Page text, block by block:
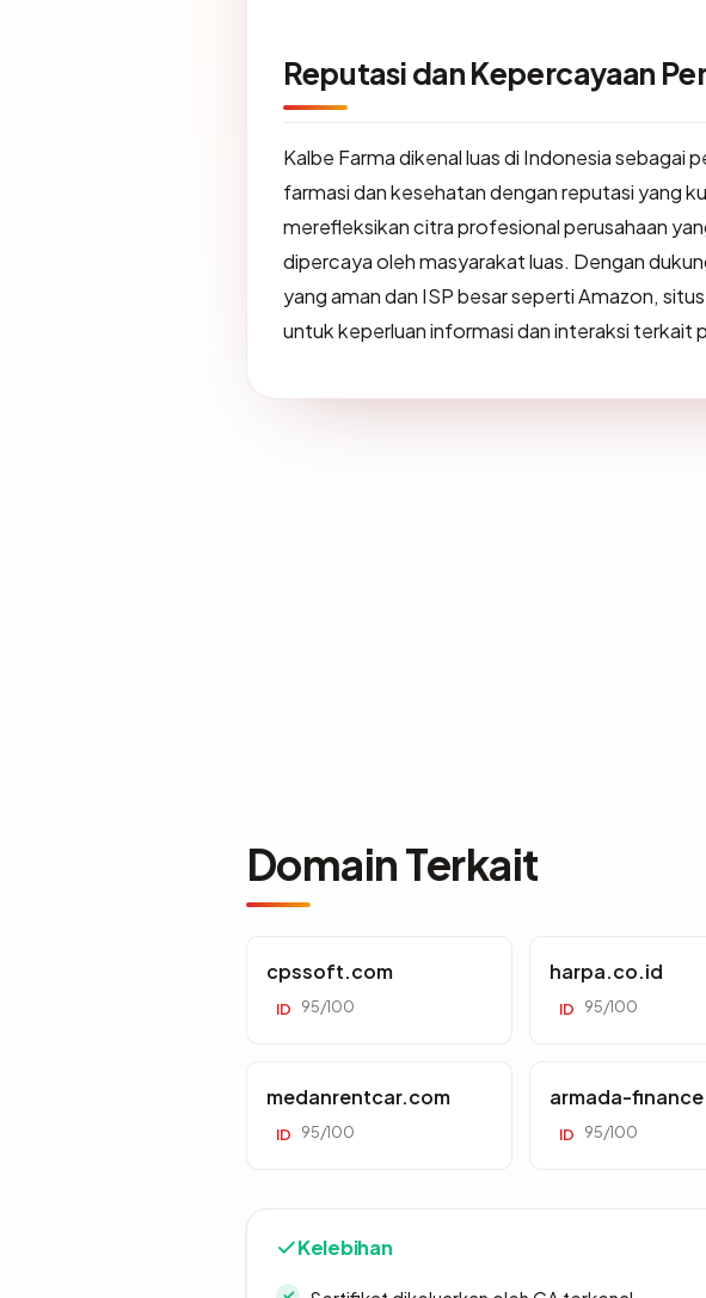
Reputasi dan Kepercayaan
Kalbe Farma dikenal luas di Indonesia sebagai
farmasi dan kesehatan dengan reputasi yang
merefleksikan citra profesional perusahaan
dipercaya oleh masyarakat luas. Dengan
yang aman dan ISP besar seperti Amazon,
untuk keperluan informasi dan interaksi terkait
Domain Terkait
cpssoft.com
ID 95/100
harpa.co.id
ID 95/100
medanrentcar.com
ID 95/100
armada-
ID 95/100
Kelebihan